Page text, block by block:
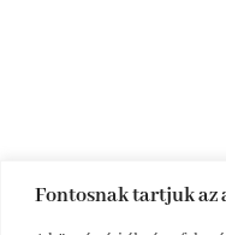
Fontosnak tartjuk az